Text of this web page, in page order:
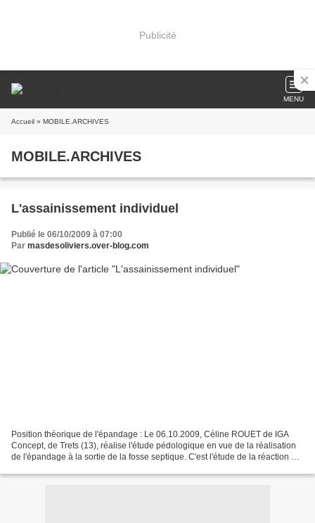
Publicité
MENU
Accueil » MOBILE.ARCHIVES
MOBILE.ARCHIVES
L'assainissement individuel
Publié le 06/10/2009 à 07:00
Par masdesoliviers.over-blog.com
Position théorique de l'épandage : Le 06.10.2009, Céline ROUET de IGA
Concept, de Trets (13), réalise l'étude pédologique en vue de la réalisation
de l'épandage à la sortie de la fosse septique. C'est l'étude de la réaction du